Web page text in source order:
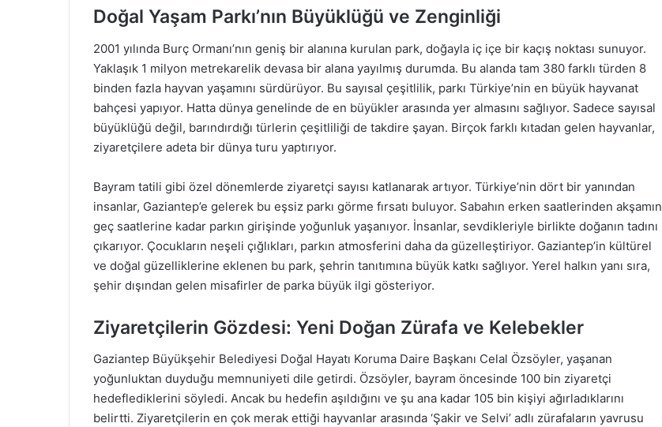
Doğal Yaşam Parkı’nın Büyüklüğü ve Zenginliği
2001 yılında Burç Ormanı’nın geniş bir alanına kurulan park, doğayla iç içe bir kaçış noktası sunuyor.
Yaklaşık 1 milyon metrekarelik devasa bir alana yayılmış durumda. Bu alanda tam 380 farklı türden 8
binden fazla hayvan yaşamını sürdürüyor. Bu sayısal çeşitlilik, parkı Türkiye’nin en büyük hayvanat
bahçesi yapıyor. Hatta dünya genelinde de en büyükler arasında yer almasını sağlıyor. Sadece sayısal
büyüklüğü değil, barındırdığı türlerin çeşitliliği de takdire şayan. Birçok farklı kıtadan gelen hayvanlar,
ziyaretçilere adeta bir dünya turu yaptırıyor.
Bayram tatili gibi özel dönemlerde ziyaretçi sayısı katlanarak artıyor. Türkiye’nin dört bir yanından
insanlar, Gaziantep’e gelerek bu eşsiz parkı görme fırsatı buluyor. Sabahın erken saatlerinden akşamın
geç saatlerine kadar parkın girişinde yoğunluk yaşanıyor. İnsanlar, sevdikleriyle birlikte doğanın tadını
çıkarıyor. Çocukların neşeli çığlıkları, parkın atmosferini daha da güzelleştiriyor. Gaziantep’in kültürel
ve doğal güzelliklerine eklenen bu park, şehrin tanıtımına büyük katkı sağlıyor. Yerel halkın yanı sıra,
şehir dışından gelen misafirler de parka büyük ilgi gösteriyor.
Ziyaretçilerin Gözdesi: Yeni Doğan Zürafa ve Kelebekler
Gaziantep Büyükşehir Belediyesi Doğal Hayatı Koruma Daire Başkanı Celal Özsöyler, yaşanan
yoğunluktan duyduğu memnuniyeti dile getirdi. Özsöyler, bayram öncesinde 100 bin ziyaretçi
hedeflediklerini söyledi. Ancak bu hedefin aşıldığını ve şu ana kadar 105 bin kişiyi ağırladıklarını
belirtti. Ziyaretçilerin en çok merak ettiği hayvanlar arasında ‘Şakir ve Selvi’ adlı zürafaların yavrusu